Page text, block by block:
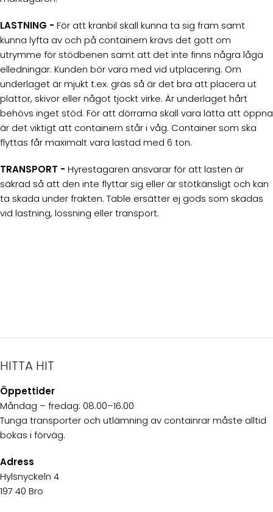
LASTNING - För att kranbil skall kunna ta sig fram samt
kunna lyfta av och på containern krävs det gott om
utrymme för stödbenen samt att det inte finns några låga
elledningar. Kunden bör vara med vid utplacering. Om
underlaget är mjukt t.ex. gräs så är det bra att placera ut
plattor, skivor eller något tjockt virke. Är underlaget hårt
behövs inget stöd. För att dörrarna skall vara lätta att öppna
är det viktigt att containern står i våg. Container som ska
flyttas får maximalt vara lastad med 6 ton.
TRANSPORT - Hyrestagaren ansvarar för att lasten är
säkrad så att den inte flyttar sig eller är stötkänsligt och kan
ta skada under frakten. Table ersätter ej gods som skadas
vid lastning, lossning eller transport.
HITTA HIT
Öppettider
Måndag – fredag: 08.00–16.00
Tunga transporter och utlämning av containrar måste alltid
bokas i förväg.
Adress
Hylsnyckeln 4
197 40 Bro